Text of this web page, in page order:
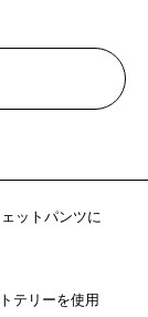
ットパンツに
テリーを使用